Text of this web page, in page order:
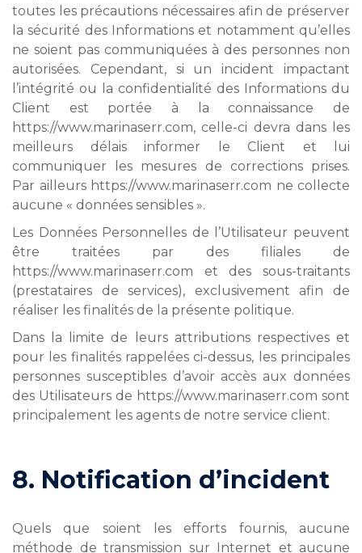
toutes les précautions nécessaires afin de préserver
la sécurité des Informations et notamment qu’elles
ne soient pas communiquées à des personnes non
autorisées. Cependant, si un incident impactant
l’intégrité ou la confidentialité des Informations du
Client est portée à la connaissance de
https://www.marinaserr.com, celle-ci devra dans les
meilleurs délais informer le Client et lui
communiquer les mesures de corrections prises.
Par ailleurs https://www.marinaserr.com ne collecte
aucune « données sensibles ».
Les Données Personnelles de l’Utilisateur peuvent
être traitées par des filiales de
https://www.marinaserr.com et des sous-traitants
(prestataires de services), exclusivement afin de
réaliser les finalités de la présente politique.
Dans la limite de leurs attributions respectives et
pour les finalités rappelées ci-dessus, les principales
personnes susceptibles d’avoir accès aux données
des Utilisateurs de https://www.marinaserr.com sont
principalement les agents de notre service client.
8. Notification d’incident
Quels que soient les efforts fournis, aucune
méthode de transmission sur Internet et aucune